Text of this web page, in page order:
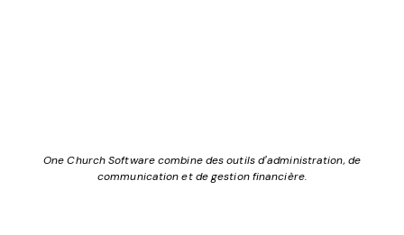
One Church Software combine des outils d’administration, de
communication et de gestion financière.